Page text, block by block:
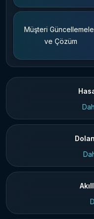
Müşteri
ve Çözüm